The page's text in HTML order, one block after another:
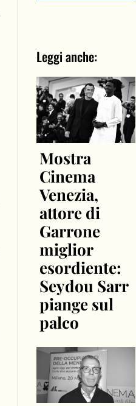
Leggi anche:
Mostra
Cinema
Venezia,
attore di
Garrone
miglior
esordiente:
Seydou Sarr
piange sul
palco